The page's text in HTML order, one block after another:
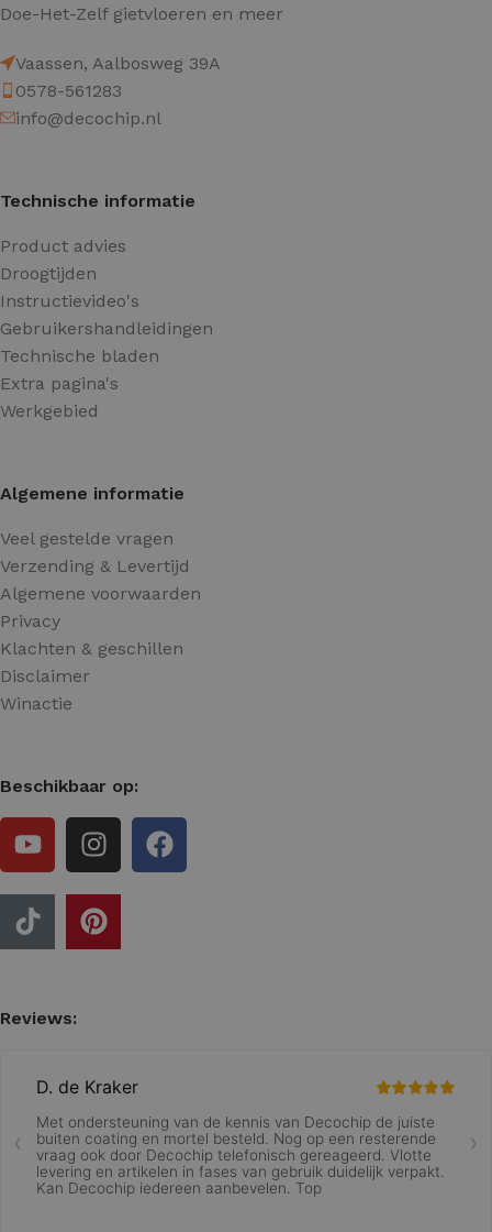
Doe-Het-Zelf gietvloeren en meer
Vaassen, Aalbosweg 39A
0578-561283
info@decochip.nl
Technische informatie
Product advies
Droogtijden
Instructievideo's
Gebruikershandleidingen
Technische bladen
Extra pagina's
Werkgebied
Algemene informatie
Veel gestelde vragen
Verzending & Levertijd
Algemene voorwaarden
Privacy
Klachten & geschillen
Disclaimer
Winactie
Beschikbaar op:
Reviews: